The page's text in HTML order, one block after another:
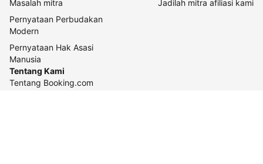
Masalah mitra
Pernyataan Perbudakan
Modern
Pernyataan Hak Asasi
Manusia
Jadilah mitra afiliasi kami
Tentang Kami
Tentang Booking.com